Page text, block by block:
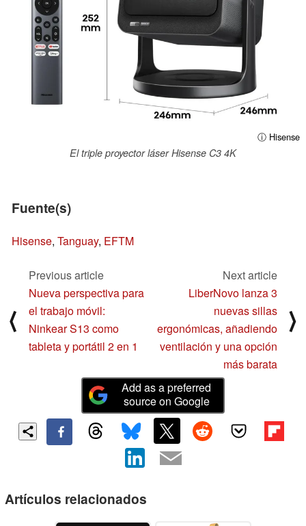
ⓘ Hisense
El triple proyector láser Hisense C3 4K
Fuente(s)
Hisense, Tanguay, EFTM
⟨
Previous article
Nueva perspectiva para
el trabajo móvil:
Ninkear S13 como
tableta y portátil 2 en 1
Next article
LiberNovo lanza 3
nuevas sillas
ergonómicas, añadiendo
ventilación y una opción
más barata
⟩
Add as a preferred
source on Google
Artículos relacionados